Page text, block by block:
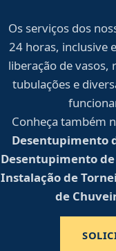
Os serviços dos
24 horas, inclusive
liberação de vasos,
tubulações e
Conheça também
Desentupimento
Desentupimento de
Instalação de
de